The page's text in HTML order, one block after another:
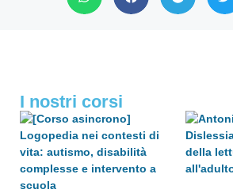
I nostri corsi